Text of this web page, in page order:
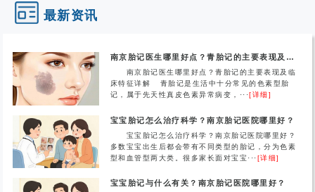
最新资讯
南京胎记医生哪里好点？青胎记的主要表现及临床特征详解
南京胎记医生哪里好点？青胎记的主要表现及临
床特征详解 青胎记是生活中十分常见的色素型胎
记，属于先天性真皮色素异常病变，···[详细]
宝宝胎记怎么治疗科学？南京胎记医院哪里好？
宝宝胎记怎么治疗科学？南京胎记医院哪里好？
多数宝宝出生后都会带有不同类型的胎记，分为色素
型和血管型两大类。很多家长面对宝宝···[详细]
宝宝胎记与什么有关？南京胎记医院哪里好？